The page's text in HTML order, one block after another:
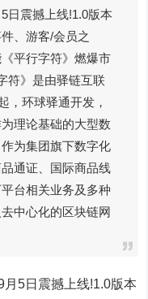
日震撼上线!1.0版本
、游客/会员之
平行字符》燃爆市
符》是由驿链互联
，环球驿通开发，
理论基础的大型数
为集团旗下数字化
通证、国际商品线
台相关业务及多种
中心化的区块链网
5日震撼上线!1.0版本